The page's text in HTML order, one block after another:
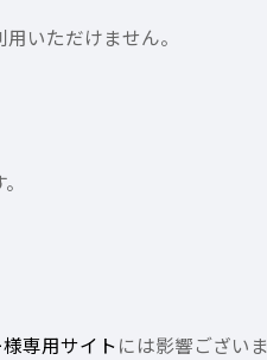
いただけません。
専用サイトには影響ございま